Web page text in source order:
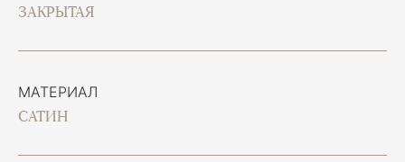
ЗАКРЫТАЯ
МАТЕРИАЛ
САТИН